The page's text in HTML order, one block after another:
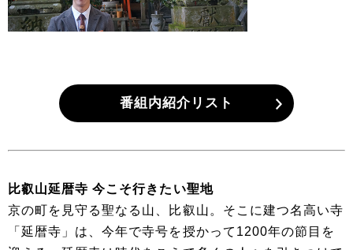
番組内紹介リスト
比叡山延暦寺 今こそ行きたい聖地
京の町を見守る聖なる山、比叡山。そこに建つ名高い寺
「延暦寺」は、今年で寺号を授かって1200年の節目を